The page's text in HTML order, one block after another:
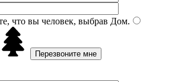
что вы человек, выбрав Дом.